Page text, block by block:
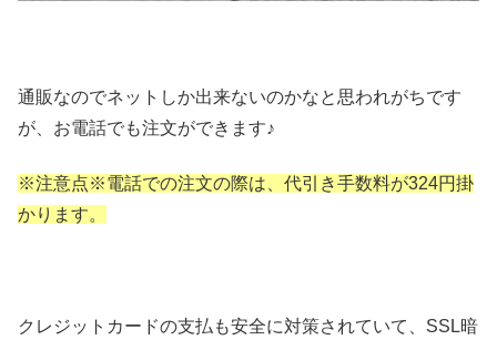
通販なのでネットしか出来ないのかなと思われがちです
が、お電話でも注文ができます♪
※注意点※電話での注文の際は、代引き手数料が324円掛
かります。
クレジットカードの支払も安全に対策されていて、SSL暗